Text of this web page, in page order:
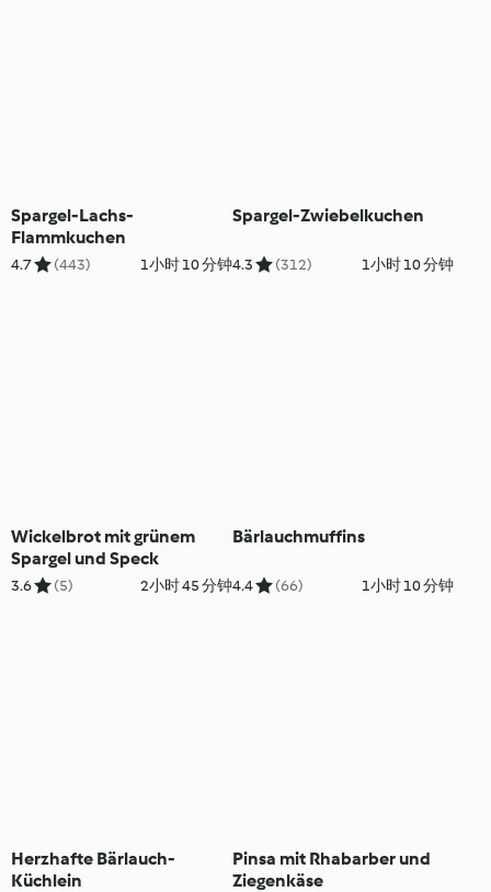
Spargel-Lachs-
Flammkuchen
4.7 (443) 1小时 10 分钟
Spargel-Zwiebelkuchen
4.3 (312) 1小时 10 分钟
Wickelbrot mit grünem
Spargel und Speck
3.6 (5) 2小时 45 分钟
Bärlauchmuffins
4.4 (66) 1小时 10 分钟
Herzhafte Bärlauch-
Küchlein
Pinsa mit Rhabarber und
Ziegenkäse